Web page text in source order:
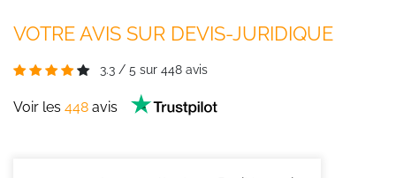
VOTRE AVIS SUR DEVIS-JURIDIQUE
3.3 / 5 sur 448 avis
Voir les 448 avis